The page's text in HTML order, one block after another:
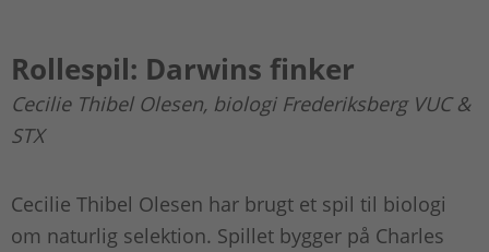
Rollespil: Darwins finker
Cecilie Thibel Olesen, biologi Frederiksberg VUC &
STX
Cecilie Thibel Olesen har brugt et spil til biologi
om naturlig selektion. Spillet bygger på Charles